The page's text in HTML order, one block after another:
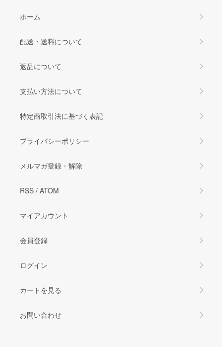
ホーム
配送・送料について
返品について
支払い方法について
特定商取引法に基づく表記
プライバシーポリシー
メルマガ登録・解除
RSS / ATOM
マイアカウント
会員登録
ログイン
カートを見る
お問い合わせ